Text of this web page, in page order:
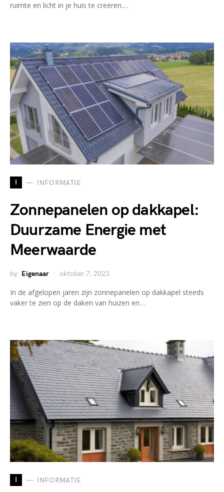
ruimte en licht in je huis te creëren.…
I INFORMATIE
Zonnepanelen op dakkapel:
Duurzame Energie met
Meerwaarde
by Eigenaar oktober 7, 2023
In de afgelopen jaren zijn zonnepanelen op dakkapel steeds
vaker te zien op de daken van huizen en…
I INFORMATIE